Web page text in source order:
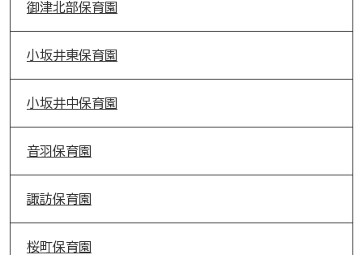
御津北部保育園
小坂井東保育園
小坂井中保育園
音羽保育園
諏訪保育園
桜町保育園